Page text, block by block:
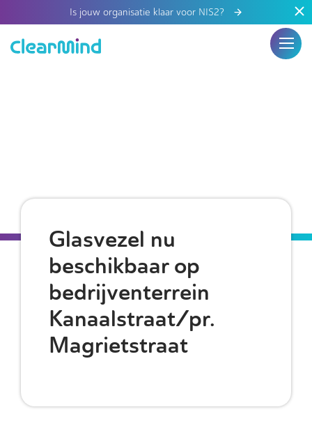
Is jouw organisatie klaar voor NIS2?
Glasvezel nu
beschikbaar op
bedrijventerrein
Kanaalstraat/pr.
Magrietstraat